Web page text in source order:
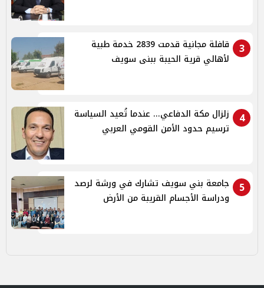
3
قافلة مجانية قدمت 2839 خدمة طبية
لأهالي قرية الحيبة ببنى سويف
4
زلزال مكة الدفاعي... عندما تُعيد السياسة
ترسيم حدود الأمن القومي العربي
5
جامعة بني سويف تشارك في ورشة لرصد
ودراسة الأجسام القريبة من الأرض